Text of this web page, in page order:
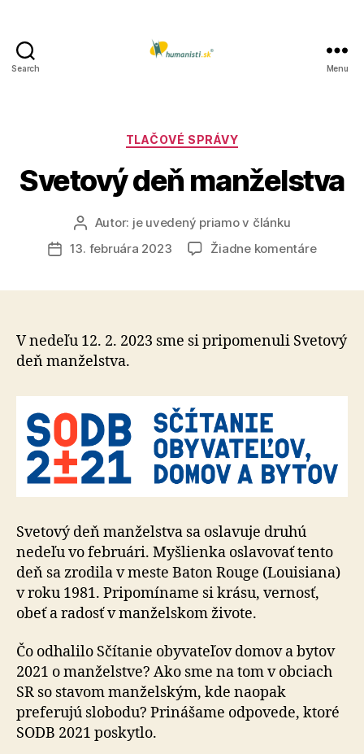
Search Menu
Kategórie
TLAČOVÉ SPRÁVY
Svetový deň manželstva
Autor
článku
Autor: je uvedený priamo v článku
Dátum
13. februára 2023 Žiadne komentárena
V nedeľu 12. 2. 2023 sme si pripomenuli Svetový
deň manželstva.
Svetový deň manželstva sa oslavuje druhú
nedeľu vo februári. Myšlienka oslavovať tento
deň sa zrodila v meste Baton Rouge (Louisiana)
v roku 1981. Pripomíname si krásu, vernosť,
obeť a radosť v manželskom živote.
Čo odhalilo Sčítanie obyvateľov domov a bytov
2021 o manželstve? Ako sme na tom v obciach
SR so stavom manželským, kde naopak
preferujú slobodu? Prinášame odpovede, ktoré
SODB 2021 poskytlo.